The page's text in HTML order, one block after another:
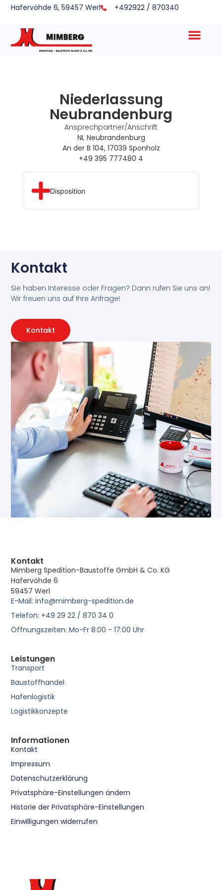
Hafervöhde 6, 59457 Werl +492922 / 870340
Niederlassung
Neubrandenburg
Ansprechpartner/Anschrift
NL Neubrandenburg
An der B 104, 17039 Sponholz
+49 395 777480 4
Disposition
Kontakt
Sie haben Interesse oder Fragen? Dann rufen Sie uns an!
Wir freuen uns auf Ihre Anfrage!
Kontakt
Leistungen
Transport
Baustoffhandel
Hafenlogistik
Logistikkonzepte
Informationen
Kontakt
Impressum
Datenschutzerklärung
Privatsphäre-Einstellungen ändern
Historie der Privatsphäre-Einstellungen
Einwilligungen widerrufen
Kontakt
Mimberg Spedition-Baustoffe GmbH & Co. KG
Hafervöhde 6
59457 Werl
E-Mail: info@mimberg-spedition.de
Telefon: +49 29 22 / 870 34 0
Öffnungszeiten: Mo-Fr 8:00 - 17:00 Uhr